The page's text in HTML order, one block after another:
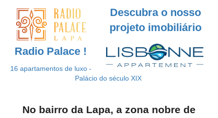
Descubra o nosso
projeto imobiliário
Radio Palace !
16 apartamentos de luxo -
Palácio do século XIX
No bairro da Lapa, a zona nobre de